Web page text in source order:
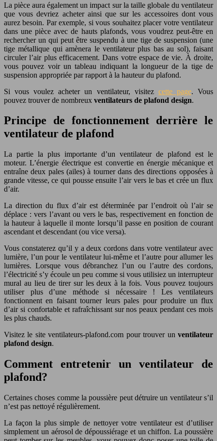
La pièce aura également un impact sur la taille globale du ventilateur
que vous devriez acheter ainsi que sur les accessoires dont vous
aurez besoin. Par exemple, si vous souhaitez placer votre ventilateur
dans une pièce avec de hauts plafonds, vous voudrez peut-être en
rechercher un qui peut être suspendu à une tige de suspension (une
tige métallique qui amènera le ventilateur plus bas au sol), faisant
circuler l’air plus efficacement. Dans votre espace de vie. À droite,
vous pouvez voir un tableau indiquant la longueur de la tige de
suspension appropriée par rapport à la hauteur du plafond.
Si vous voulez acheter un ventilateur, visitez cette page. Vous
pouvez trouver de nombreux ventilateurs de plafond design.
Principe de fonctionnement derrière le
ventilateur de plafond
La partie la plus importante d’un ventilateur de plafond est le
moteur. L’énergie électrique est convertie en énergie mécanique et
entraîne deux pales (ailes) à tourner dans des directions opposées à
grande vitesse, ce qui pousse ensuite l’air vers le bas et crée un flux
d’air.
La direction du flux d’air est déterminée par l’endroit où l’air se
déplace : vers l’avant ou vers le bas, respectivement en fonction de
la hauteur à laquelle il monte lorsqu’il passe en position de courant
ascendant et descendant (ou vice versa).
Vous constaterez qu’il y a deux cordons dans votre ventilateur avec
lumière, l’un pour le ventilateur lui-même et l’autre pour allumer les
lumières. Lorsque vous débranchez l’un ou l’autre des cordons,
l’électricité s’y écoule un peu comme si vous utilisiez un interrupteur
mural au lieu de tirer sur les deux à la fois. Vous pouvez toujours
utiliser plus d’une méthode si nécessaire ! Les ventilateurs
fonctionnent en faisant tourner leurs pales pour produire un flux
d’air si confortable et rafraîchissant sur nos peaux pendant ces mois
les plus chauds.
Visitez le site ventilateurs-plafond.com pour trouver un ventilateur
plafond design.
Comment entretenir un ventilateur de
plafond?
Certaines choses comme la poussière peut détruire un ventilateur s’il
n’est pas nettoyé régulièrement.
La façon la plus simple de nettoyer votre ventilateur est d’utiliser
simplement un aérosol de dépoussiérage et un chiffon. La poussière